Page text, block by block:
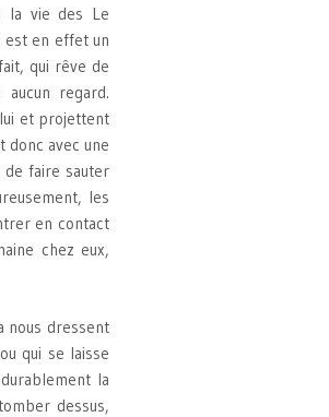
la vie des Le
est en effet un
qui rêve de
regard.
et projettent
donc avec une
de faire sauter
les
en contact
chez eux,
nous dressent
qui se laisse
la
dessus,